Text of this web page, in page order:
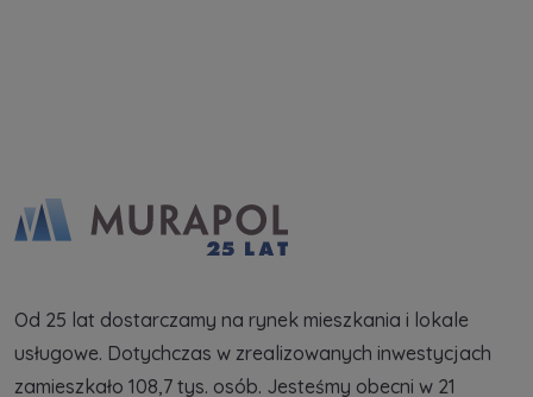
Od 25 lat dostarczamy na rynek mieszkania i lokale
usługowe. Dotychczas w zrealizowanych inwestycjach
zamieszkało 108,7 tys. osób. Jesteśmy obecni w 21